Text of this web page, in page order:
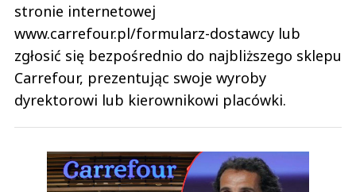
stronie internetowej
www.carrefour.pl/formularz-dostawcy lub
zgłosić się bezpośrednio do najbliższego sklepu
Carrefour, prezentując swoje wyroby
dyrektorowi lub kierownikowi placówki.